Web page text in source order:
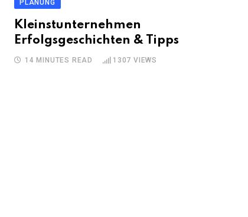
PLANUNG
Kleinstunternehmen
Erfolgsgeschichten & Tipps
14 MINUTES READ 1307 VIEWS